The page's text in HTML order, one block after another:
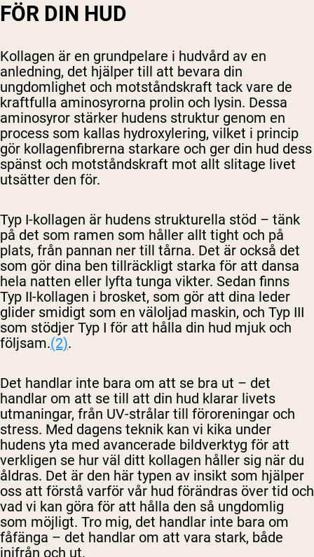
FÖR DIN HUD
Kollagen är en grundpelare i hudvård av en
anledning, det hjälper till att bevara din
ungdomlighet och motståndskraft tack vare de
kraftfulla aminosyrorna prolin och lysin. Dessa
aminosyror stärker hudens struktur genom en
process som kallas hydroxylering, vilket i princip
gör kollagenfibrerna starkare och ger din hud dess
spänst och motståndskraft mot allt slitage livet
utsätter den för.
Typ I-kollagen är hudens strukturella stöd – tänk
på det som ramen som håller allt tight och på
plats, från pannan ner till tårna. Det är också det
som gör dina ben tillräckligt starka för att dansa
hela natten eller lyfta tunga vikter. Sedan finns
Typ II-kollagen i brosket, som gör att dina leder
glider smidigt som en väloljad maskin, och Typ III
som stödjer Typ I för att hålla din hud mjuk och
följsam.(2).
Det handlar inte bara om att se bra ut – det
handlar om att se till att din hud klarar livets
utmaningar, från UV-strålar till föroreningar och
stress. Med dagens teknik kan vi kika under
hudens yta med avancerade bildverktyg för att
verkligen se hur väl ditt kollagen håller sig när du
åldras. Det är den här typen av insikt som hjälper
oss att förstå varför vår hud förändras över tid och
vad vi kan göra för att hålla den så ungdomlig
som möjligt. Tro mig, det handlar inte bara om
fåfänga – det handlar om att vara stark, både
inifrån och ut.